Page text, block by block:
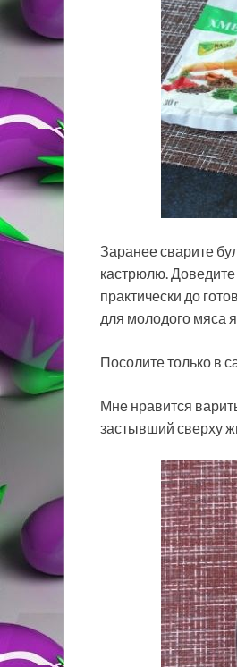
Заранее сварите
кастрюлю. Доведите
практически до
для молодого мяса
Посолите только в
Мне нравится
застывший сверху